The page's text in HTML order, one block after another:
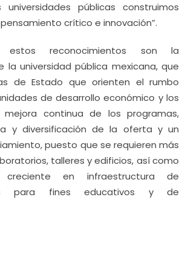
públicas construimos
crítico e innovación”.
estos reconocimientos son la
la universidad pública mexicana, que
de Estado que orienten el rumbo
de desarrollo económico y los
continua de los programas,
y diversificación de la oferta y un
puesto que se requieren más
talleres y edificios, así como
creciente en infraestructura de
para fines educativos y de